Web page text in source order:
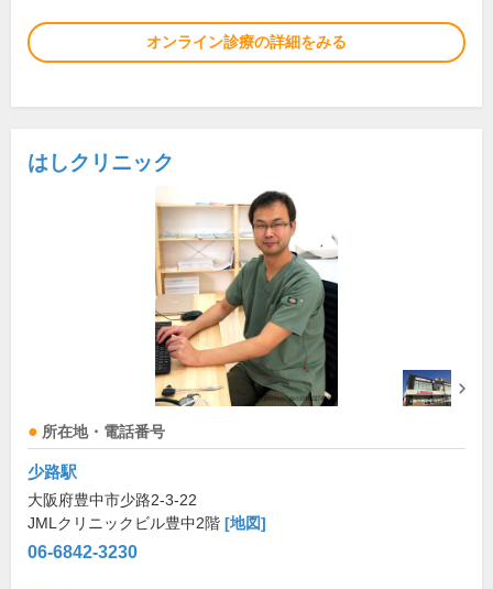
オンライン診療の詳細をみる
はしクリニック
所在地・電話番号
少路駅
大阪府豊中市少路2-3-22
JMLクリニックビル豊中2階 [地図]
06-6842-3230